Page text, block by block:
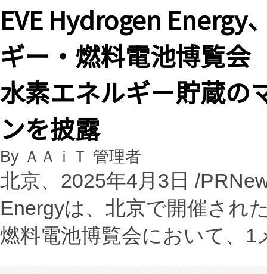
EVE Hydrogen Energy
ギー・燃料電池博覧会
水素エネルギー貯蔵の
ンを披露
By ＡＡｉＴ 管理者
北京、2025年4月3日 /
Energyは、北京で開催され
燃料電池博覧会において、